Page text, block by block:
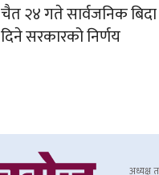
चैत २४ गते सार्वजनिक बिदा
दिने सरकारको निर्णय
अध्यक्ष